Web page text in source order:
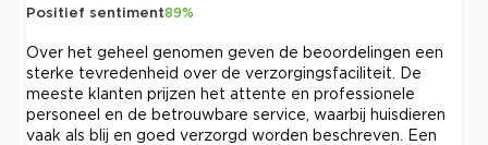
Positief sentiment89%
Over het geheel genomen geven de beoordelingen een
sterke tevredenheid over de verzorgingsfaciliteit. De
meeste klanten prijzen het attente en professionele
personeel en de betrouwbare service, waarbij huisdieren
vaak als blij en goed verzorgd worden beschreven. Een